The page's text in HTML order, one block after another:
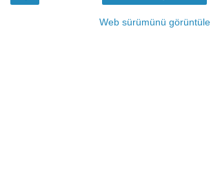
Web sürümünü görüntüle